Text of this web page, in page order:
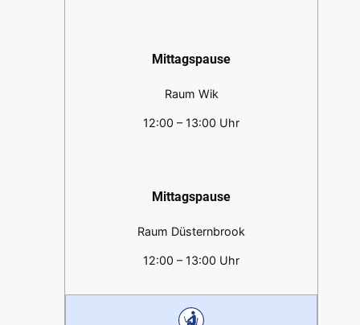
Mittagspause
Raum Wik
12:00 – 13:00 Uhr
Mittagspause
Raum Düsternbrook
12:00 – 13:00 Uhr